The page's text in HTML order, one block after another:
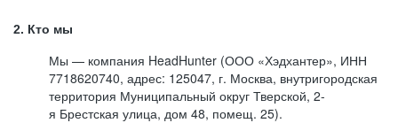
2. Кто мы
Мы — компания HeadHunter (ООО «Хэдхантер», ИНН
7718620740, адрес: 125047, г. Москва, внутригородская
территория Муниципальный округ Тверской, 2-
я Брестская улица, дом 48, помещ. 25).